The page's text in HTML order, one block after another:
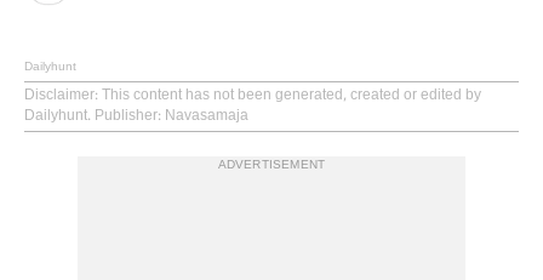
Dailyhunt
Disclaimer: This content has not been generated, created or edited by
Dailyhunt. Publisher: Navasamaja
ADVERTISEMENT